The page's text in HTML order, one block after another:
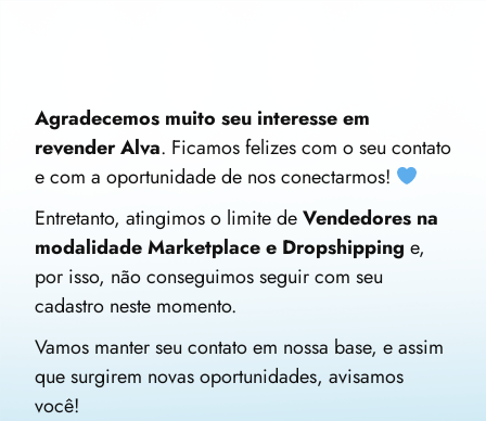
Agradecemos muito seu interesse em
revender Alva. Ficamos felizes com o seu contato
e com a oportunidade de nos conectarmos!
Entretanto, atingimos o limite deVendedores na
modalidade Marketplace e Dropshipping e,
por isso, não conseguimos seguir com seu
cadastro neste momento.
Vamos manter seu contato em nossa base, e assim
que surgirem novas oportunidades, avisamos
você!